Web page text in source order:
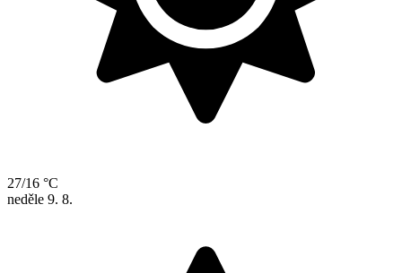
27/16 °C
neděle 9. 8.